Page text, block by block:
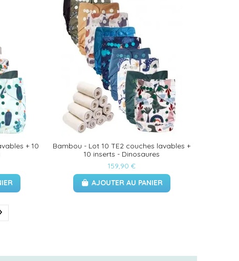
+ 10
Bambou - Lot 10 TE2 couches lavables +
10 inserts - Dinosaures
159,90 €
AJOUTER AU PANIER